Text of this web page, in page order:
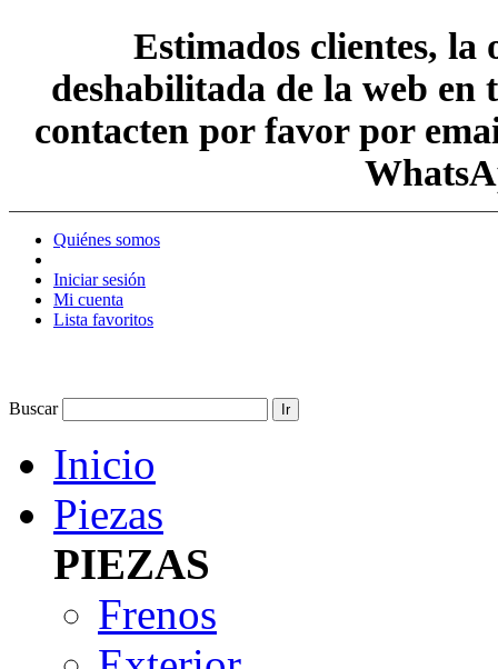
Estimados clientes, la
deshabilitada de la web en
contacten por favor por
Quiénes somos
Iniciar sesión
Mi cuenta
Lista favoritos
Buscar Ir
Inicio
Piezas
PIEZAS
Frenos